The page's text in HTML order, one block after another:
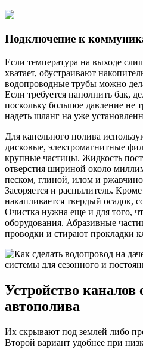
Подключение к
Если температура на выходе
хватает, обустраивают
водопроводные трубы можно
Если требуется наполнить бак,
поскольку большое давление не
надеть шланг на уже
Для капельного полива
дисковые, электромагнитные
крупные частицы. Жидкость
отверстия шириной около
песком, глиной, илом и
Засоряется и распылитель.
накапливается твердый осадок,
Очистка нужна еще и для того,
оборудования. Абразивные
проводки и стирают прокладки
Устройство каналов
автополива
Их скрывают под землей либо
Второй вариант удобнее при